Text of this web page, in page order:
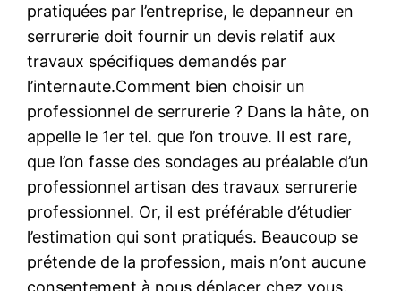
pratiquées par l’entreprise, le depanneur en
serrurerie doit fournir un devis relatif aux
travaux spécifiques demandés par
l’internaute.Comment bien choisir un
professionnel de serrurerie ? Dans la hâte, on
appelle le 1er tel. que l’on trouve. Il est rare,
que l’on fasse des sondages au préalable d’un
professionnel artisan des travaux serrurerie
professionnel. Or, il est préférable d’étudier
l’estimation qui sont pratiqués. Beaucoup se
prétende de la profession, mais n’ont aucune
consentement à nous déplacer chez vous.